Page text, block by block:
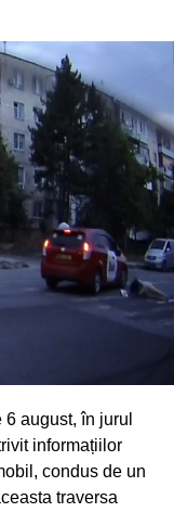
august, în jurul
informațiilor
condus de un
traversa